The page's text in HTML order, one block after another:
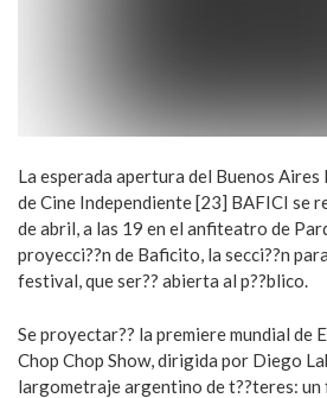
La esperada apertura del Buenos
de Cine Independiente [23] BAFICI se
de abril, a las 19 en el anfiteatro de
proyecci??n de Baficito, la secci??n
festival, que ser?? abierta al p??blico.
Se proyectar?? la premiere mundial de
Chop Chop Show, dirigida por Diego
largometraje argentino de t??teres: un